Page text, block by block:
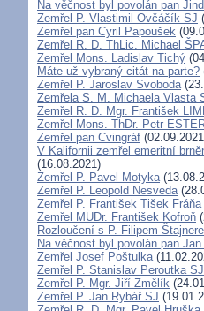
Na věčnost byl povolán pan
Zemřel P. Vlastimil Ovčáčík SJ
Zemřel pan Cyril Papoušek
Zemřel R. D. ThLic. Michael
Zemřel Mons. Ladislav Tichý
Máte už vybraný citát na parte?
Zemřel P. Jaroslav Svoboda
Zemřela S. M. Michaela Vlasta
Zemřel R. D. Mgr. František
Zemřel Mons. ThDr. Petr
Zemřel pan Cvingráf
V Kalifornii zemřel emeritní
(16.08.2021)
Zemřel P. Pavel Motyka
Zemřel P. Leopold Nesveda
Zemřel P. František Tišek Fráňa
Zemřel MUDr. František Kofroň
Rozloučení s P. Filipem
Na věčnost byl povolán pan Jan
Zemřel Josef Poštulka
Zemřel P. Stanislav Peroutka
Zemřel P. Mgr. Jiří Změlík
Zemřel P. Jan Rybář SJ